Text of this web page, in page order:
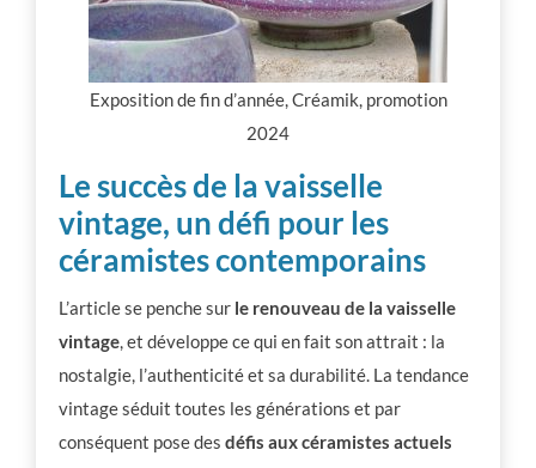
Exposition de fin d’année, Créamik, promotion
2024
Le succès de la vaisselle
vintage, un défi pour les
céramistes contemporains
L’article se penche sur le renouveau de la vaisselle
vintage, et développe ce qui en fait son attrait : la
nostalgie, l’authenticité et sa durabilité. La tendance
vintage séduit toutes les générations et par
conséquent pose desdéfis aux céramistes actuels